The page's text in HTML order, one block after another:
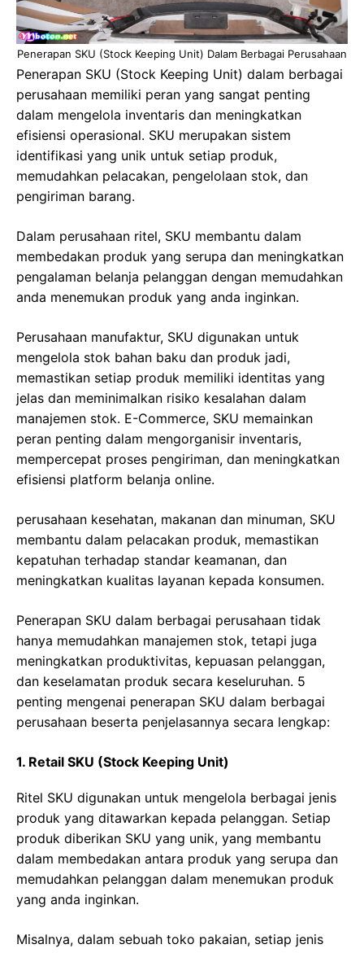
Penerapan SKU (Stock Keeping Unit) Dalam Berbagai Perusahaan
Penerapan SKU (Stock Keeping Unit) dalam berbagai
perusahaan memiliki peran yang sangat penting
dalam mengelola inventaris dan meningkatkan
efisiensi operasional. SKU merupakan sistem
identifikasi yang unik untuk setiap produk,
memudahkan pelacakan, pengelolaan stok, dan
pengiriman barang.
Dalam perusahaan ritel, SKU membantu dalam
membedakan produk yang serupa dan meningkatkan
pengalaman belanja pelanggan dengan memudahkan
anda menemukan produk yang anda inginkan.
Perusahaan manufaktur, SKU digunakan untuk
mengelola stok bahan baku dan produk jadi,
memastikan setiap produk memiliki identitas yang
jelas dan meminimalkan risiko kesalahan dalam
manajemen stok. E-Commerce, SKU memainkan
peran penting dalam mengorganisir inventaris,
mempercepat proses pengiriman, dan meningkatkan
efisiensi platform belanja online.
perusahaan kesehatan, makanan dan minuman, SKU
membantu dalam pelacakan produk, memastikan
kepatuhan terhadap standar keamanan, dan
meningkatkan kualitas layanan kepada konsumen.
Penerapan SKU dalam berbagai perusahaan tidak
hanya memudahkan manajemen stok, tetapi juga
meningkatkan produktivitas, kepuasan pelanggan,
dan keselamatan produk secara keseluruhan. 5
penting mengenai penerapan SKU dalam berbagai
perusahaan beserta penjelasannya secara lengkap:
1. Retail SKU (Stock Keeping Unit)
Ritel SKU digunakan untuk mengelola berbagai jenis
produk yang ditawarkan kepada pelanggan. Setiap
produk diberikan SKU yang unik, yang membantu
dalam membedakan antara produk yang serupa dan
memudahkan pelanggan dalam menemukan produk
yang anda inginkan.
Misalnya, dalam sebuah toko pakaian, setiap jenis